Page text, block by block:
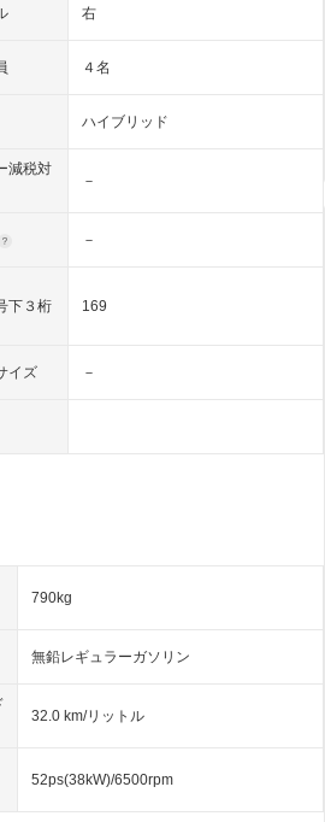
右
４名
ハイブリッド
減税対
－
－
下３桁 169
イズ －
790kg
無鉛レギュラーガソリン
32.0 km/リットル
52ps(38kW)/6500rpm